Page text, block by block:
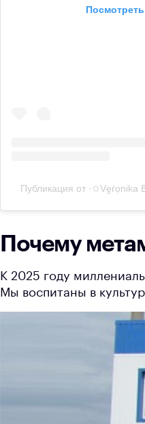
Публикация от ·✩Vḛṙọnika
Почему
К 2025 году
Мы воспитаны в